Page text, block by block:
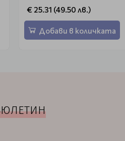
€ 25.31 (49.50 лв.)
Добави в количката